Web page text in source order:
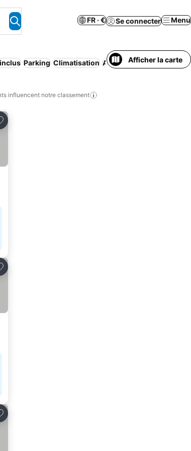
FR · € Se connecter Menu
Parking Climatisation Appart'hôtel Maison/
Afficher la carte
influencent notre classement
à mes favoris
à mes favoris
à mes favoris